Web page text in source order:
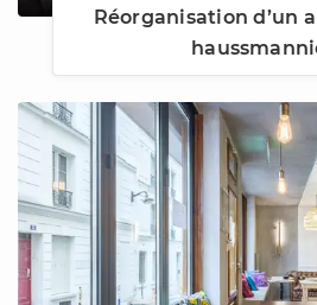
Réorganisation d’un